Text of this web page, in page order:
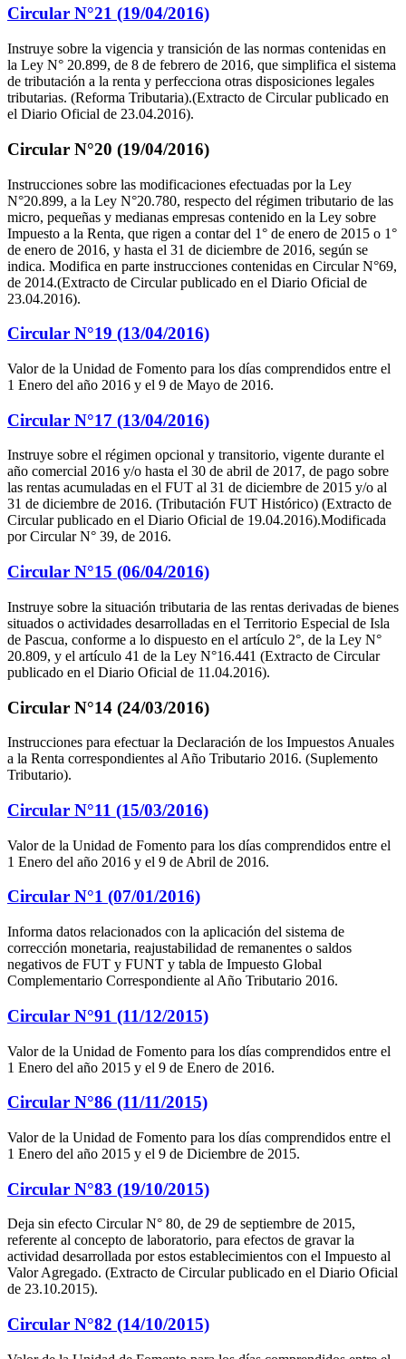
Circular N°21 (19/04/2016)
Instruye sobre la vigencia y transición de las normas contenidas en
la Ley N° 20.899, de 8 de febrero de 2016, que simplifica el sistema
de tributación a la renta y perfecciona otras disposiciones legales
tributarias. (Reforma Tributaria).(Extracto de Circular publicado en
el Diario Oficial de 23.04.2016).
Circular N°20 (19/04/2016)
Instrucciones sobre las modificaciones efectuadas por la Ley
N°20.899, a la Ley N°20.780, respecto del régimen tributario de las
micro, pequeñas y medianas empresas contenido en la Ley sobre
Impuesto a la Renta, que rigen a contar del 1° de enero de 2015 o 1°
de enero de 2016, y hasta el 31 de diciembre de 2016, según se
indica. Modifica en parte instrucciones contenidas en Circular N°69,
de 2014.(Extracto de Circular publicado en el Diario Oficial de
23.04.2016).
Circular N°19 (13/04/2016)
Valor de la Unidad de Fomento para los días comprendidos entre el
1 Enero del año 2016 y el 9 de Mayo de 2016.
Circular N°17 (13/04/2016)
Instruye sobre el régimen opcional y transitorio, vigente durante el
año comercial 2016 y/o hasta el 30 de abril de 2017, de pago sobre
las rentas acumuladas en el FUT al 31 de diciembre de 2015 y/o al
31 de diciembre de 2016. (Tributación FUT Histórico) (Extracto de
Circular publicado en el Diario Oficial de 19.04.2016).Modificada
por Circular N° 39, de 2016.
Circular N°15 (06/04/2016)
Instruye sobre la situación tributaria de las rentas derivadas de bienes
situados o actividades desarrolladas en el Territorio Especial de Isla
de Pascua, conforme a lo dispuesto en el artículo 2°, de la Ley N°
20.809, y el artículo 41 de la Ley N°16.441 (Extracto de Circular
publicado en el Diario Oficial de 11.04.2016).
Circular N°14 (24/03/2016)
Instrucciones para efectuar la Declaración de los Impuestos Anuales
a la Renta correspondientes al Año Tributario 2016. (Suplemento
Tributario).
Circular N°11 (15/03/2016)
Valor de la Unidad de Fomento para los días comprendidos entre el
1 Enero del año 2016 y el 9 de Abril de 2016.
Circular N°1 (07/01/2016)
Informa datos relacionados con la aplicación del sistema de
corrección monetaria, reajustabilidad de remanentes o saldos
negativos de FUT y FUNT y tabla de Impuesto Global
Complementario Correspondiente al Año Tributario 2016.
Circular N°91 (11/12/2015)
Valor de la Unidad de Fomento para los días comprendidos entre el
1 Enero del año 2015 y el 9 de Enero de 2016.
Circular N°86 (11/11/2015)
Valor de la Unidad de Fomento para los días comprendidos entre el
1 Enero del año 2015 y el 9 de Diciembre de 2015.
Circular N°83 (19/10/2015)
Deja sin efecto Circular N° 80, de 29 de septiembre de 2015,
referente al concepto de laboratorio, para efectos de gravar la
actividad desarrollada por estos establecimientos con el Impuesto al
Valor Agregado. (Extracto de Circular publicado en el Diario Oficial
de 23.10.2015).
Circular N°82 (14/10/2015)